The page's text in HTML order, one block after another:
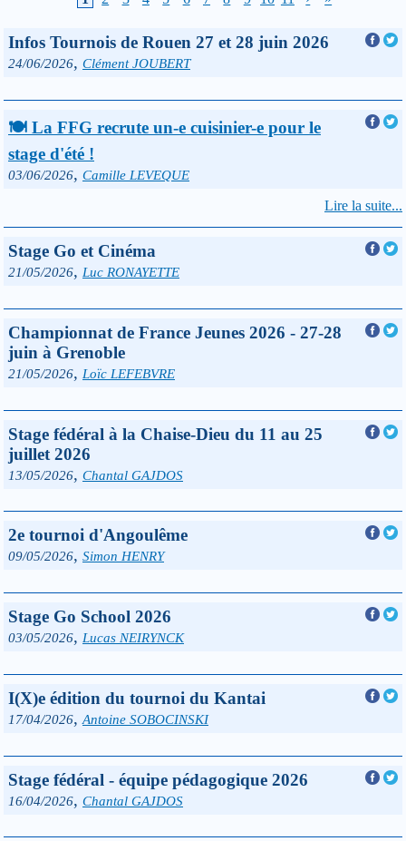
Infos Tournois de Rouen 27 et 28 juin 2026
24/06/2026, Clément JOUBERT
🍽 La FFG recrute un-e cuisinier-e pour le
stage d'été !
03/06/2026, Camille LEVEQUE
Lire la suite...
Stage Go et Cinéma
21/05/2026, Luc RONAYETTE
Championnat de France Jeunes 2026 - 27-28
juin à Grenoble
21/05/2026, Loïc LEFEBVRE
Stage fédéral à la Chaise-Dieu du 11 au 25
juillet 2026
13/05/2026, Chantal GAJDOS
2e tournoi d'Angoulême
09/05/2026, Simon HENRY
Stage Go School 2026
03/05/2026, Lucas NEIRYNCK
I(X)e édition du tournoi du Kantai
17/04/2026, Antoine SOBOCINSKI
Stage fédéral - équipe pédagogique 2026
16/04/2026, Chantal GAJDOS